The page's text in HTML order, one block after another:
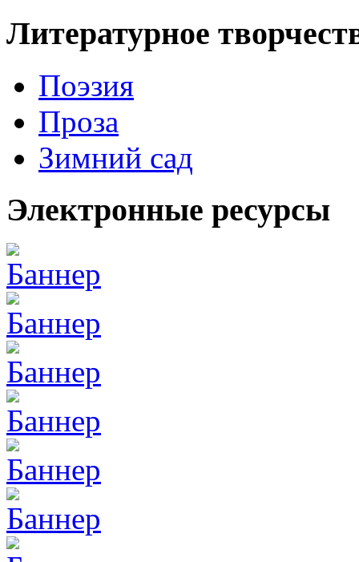
Литературное
Поэзия
Проза
Зимний сад
Электронные ресурсы